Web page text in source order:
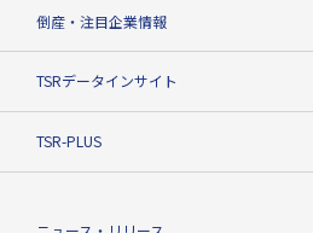
倒産・注目企業情報
TSRデータインサイト
TSR-PLUS